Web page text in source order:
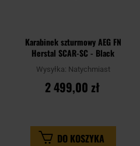
Karabinek szturmowy AEG FN
Herstal SCAR-SC - Black
Wysyłka: Natychmiast
2 499,00 zł
DO KOSZYKA